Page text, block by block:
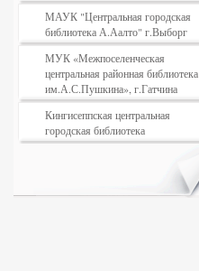
МАУК "Центральная городская
библиотека А.Аалто" г.Выборг
МУК «Межпоселенческая
центральная районная библиотека
им.А.С.Пушкина», г.Гатчина
Кингисеппская центральная
городская библиотека